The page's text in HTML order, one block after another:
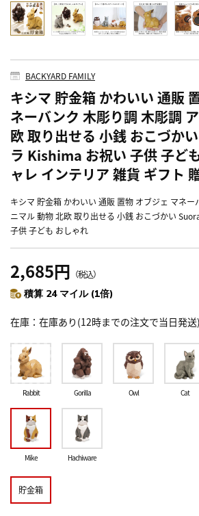
BACKYARD FAMILY
キシマ 貯金箱 かわいい 通販
ネーバンク 木彫り調 木彫調
欧 取り出せる 小銭 おこづか
ラ Kishima お祝い 子供 子ど
ャレ インテリア 雑貨 ギフト
キシマ 貯金箱 かわいい 通販 置物 オブジェ マネ
ニマル 動物 北欧 取り出せる 小銭 おこづかい
子供 子ども おしゃれ
2,685円 （税込）
積算 24 マイル (1倍)
在庫 在庫あり(12時までの注文で当日発送)
Rabbit Gorilla Owl Cat
Mike Hachiware
貯金箱